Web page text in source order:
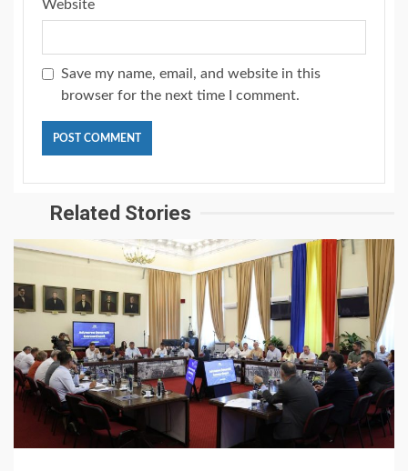
Website
Save my name, email, and website in this
browser for the next time I comment.
Related Stories